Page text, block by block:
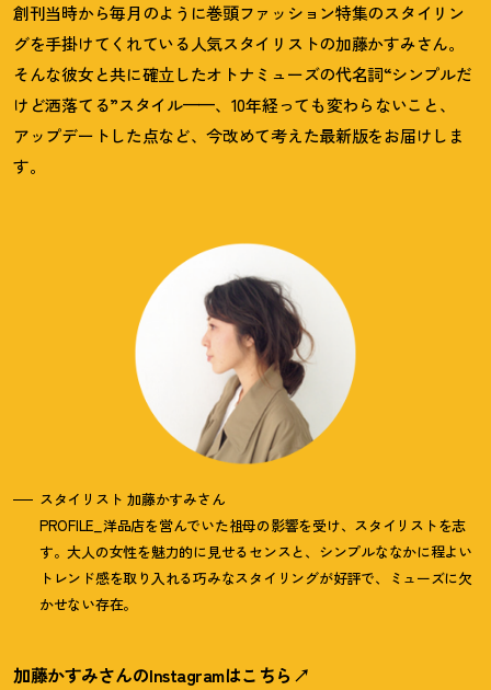
創刊当時から毎月のように巻頭ファッション特集のスタイリン
グを手掛けてくれている人気スタイリストの加藤かすみさん。
そんな彼女と共に確立したオトナミューズの代名詞“シンプルだ
けど洒落てる”スタイル——、10年経っても変わらないこと、
アップデートした点など、今改めて考えた最新版をお届けしま
す。
スタイリスト 加藤かすみさん
PROFILE_洋品店を営んでいた祖母の影響を受け、スタイリストを志
す。大人の女性を魅力的に見せるセンスと、シンプルななかに程よい
トレンド感を取り入れる巧みなスタイリングが好評で、ミューズに欠
かせない存在。
加藤かすみさんのInstagramはこちら